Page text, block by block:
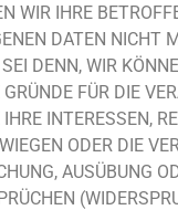
WIR IHRE
DATEN NICHT
DENN, WIR
FÜR DIE
INTERESSEN,
ODER DIE
AUSÜBUNG